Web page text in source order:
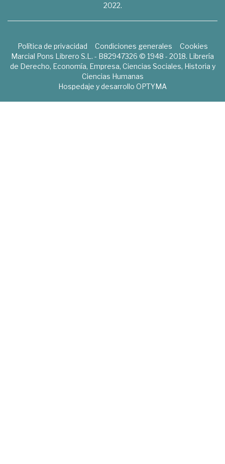
2022.
Política de privacidad Condiciones generales
Cookies
Marcial Pons Librero S.L. - B82947326 © 1948 - 2018. Librería
de Derecho, Economía, Empresa, Ciencias Sociales, Historia y
Ciencias Humanas
Hospedaje y desarrollo OPTYMA